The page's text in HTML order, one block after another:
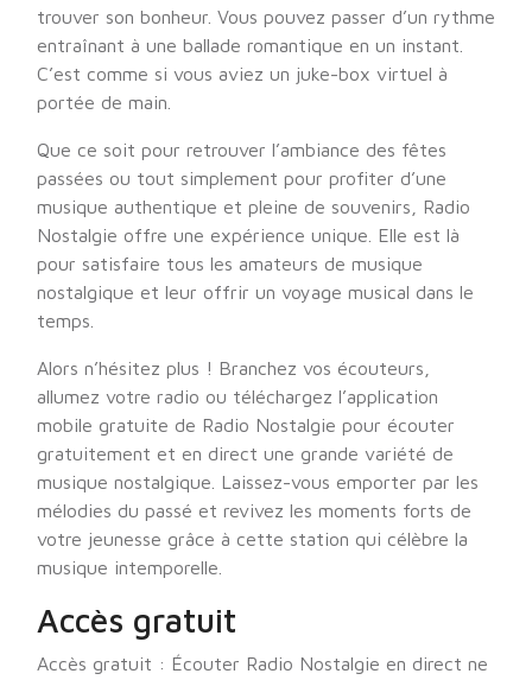
trouver son bonheur. Vous pouvez passer d’un rythme
entraînant à une ballade romantique en un instant.
C’est comme si vous aviez un juke-box virtuel à
portée de main.
Que ce soit pour retrouver l’ambiance des fêtes
passées ou tout simplement pour profiter d’une
musique authentique et pleine de souvenirs, Radio
Nostalgie offre une expérience unique. Elle est là
pour satisfaire tous les amateurs de musique
nostalgique et leur offrir un voyage musical dans le
temps.
Alors n’hésitez plus ! Branchez vos écouteurs,
allumez votre radio ou téléchargez l’application
mobile gratuite de Radio Nostalgie pour écouter
gratuitement et en direct une grande variété de
musique nostalgique. Laissez-vous emporter par les
mélodies du passé et revivez les moments forts de
votre jeunesse grâce à cette station qui célèbre la
musique intemporelle.
Accès gratuit
Accès gratuit : Écouter Radio Nostalgie en direct ne